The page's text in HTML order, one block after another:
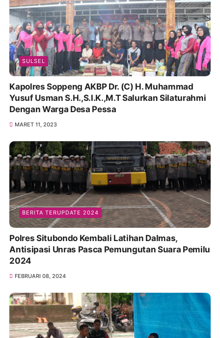
SULSEL
Kapolres Soppeng AKBP Dr. (C) H. Muhammad
Yusuf Usman S.H.,S.I.K.,M.T Salurkan Silaturahmi
Dengan Warga Desa Pessa
MARET 11, 2023
BERITA TERUPDATE 2024
Polres Situbondo Kembali Latihan Dalmas,
Antisipasi Unras Pasca Pemungutan Suara Pemilu
2024
FEBRUARI 08, 2024